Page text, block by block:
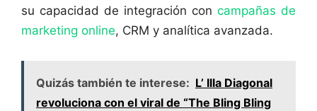
su capacidad de integración con campañas de
marketing online, CRM y analítica avanzada.
Quizás también te interese: L’ Illa Diagonal
revoluciona con el viral de “The Bling Bling